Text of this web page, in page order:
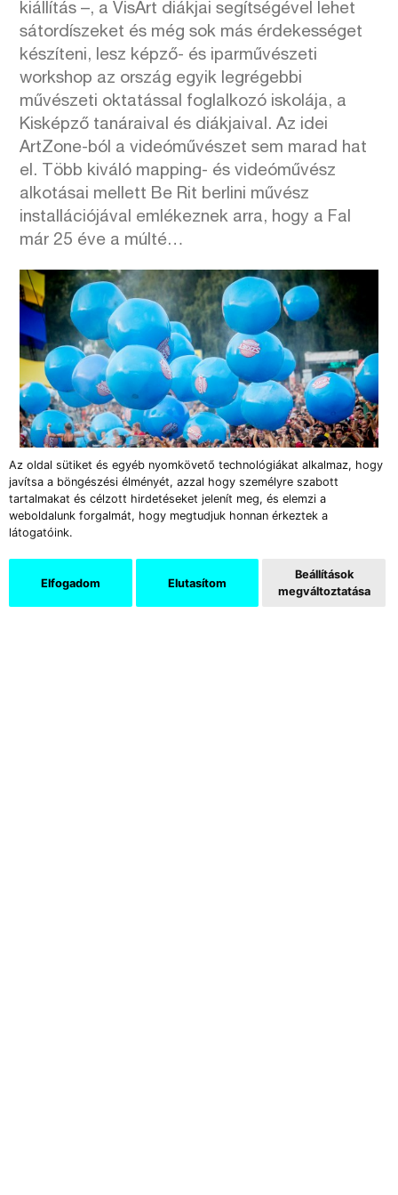
Az oldal sütiket és egyéb nyomkövető technológiákat alkalmaz, hogy
javítsa a böngészési élményét, azzal hogy személyre szabott
tartalmakat és célzott hirdetéseket jelenít meg, és elemzi a
weboldalunk forgalmát, hogy megtudjuk honnan érkeztek a
látogatóink.
Elfogadom Elutasítom
Beállítások
megváltoztatása
kiállítás –, a VisArt diákjai segítségével lehet
sátordíszeket és még sok más érdekességet
készíteni, lesz képző- és iparművészeti
workshop az ország egyik legrégebbi
művészeti oktatással foglalkozó iskolája, a
Kisképző tanáraival és diákjaival. Az idei
ArtZone-ból a videóművészet sem marad hat
el. Több kiváló mapping- és videóművész
alkotásai mellett Be Rit berlini művész
installációjával emlékeznek arra, hogy a Fal
már 25 éve a múlté…
Fotó: Csudai Sándor/Sziget 2013